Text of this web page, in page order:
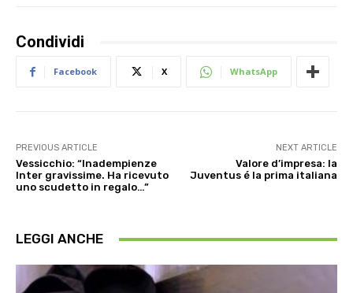
Condividi
Facebook X WhatsApp
PREVIOUS ARTICLE
Vessicchio: “Inadempienze
Inter gravissime. Ha ricevuto
uno scudetto in regalo…”
NEXT ARTICLE
Valore d’impresa: la
Juventus é la prima italiana
LEGGI ANCHE